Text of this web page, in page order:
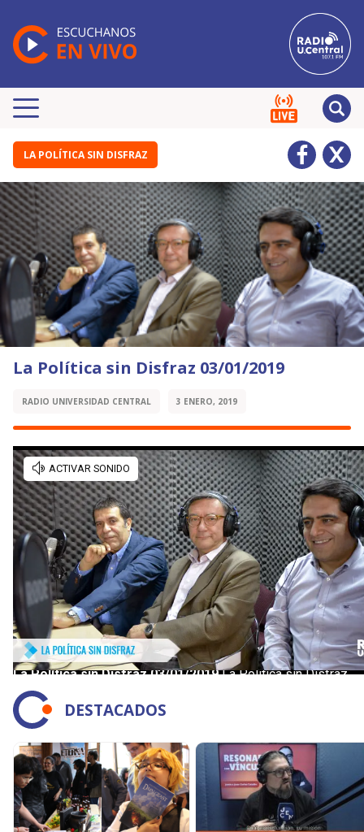
LA POLÍTICA SIN DISFRAZ
La Política sin Disfraz 03/01/2019
RADIO UNIVERSIDAD CENTRAL 3 ENERO, 2019
DESTACADOS